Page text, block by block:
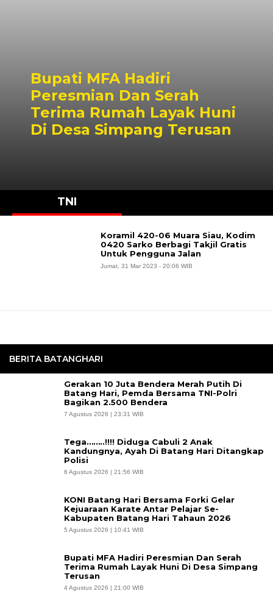
Bupati MFA Hadiri
Peresmian Dan Serah
Terima Rumah Layak Huni
Di Desa Simpang Terusan
BERITA BATANGHARI
Gerakan 10 Juta Bendera Merah Putih Di
Batang Hari, Pemda Bersama TNI-Polri
Bagikan 2.500 Bendera
7 Agustus 2026 | 23:31 WIB
Tega……..!!!! Diduga Cabuli 2 Anak
Kandungnya, Ayah Di Batang Hari Ditangkap
Polisi
6 Agustus 2026 | 21:56 WIB
KONI Batang Hari Bersama Forki Gelar
Kejuaraan Karate Antar Pelajar Se-
Kabupaten Batang Hari Tahaun 2026
5 Agustus 2026 | 10:41 WIB
Bupati MFA Hadiri Peresmian Dan Serah
Terima Rumah Layak Huni Di Desa Simpang
Terusan
4 Agustus 2026 | 21:00 WIB
TNI
Koramil 420-06 Muara Siau, Kodim
0420 Sarko Berbagi Takjil Gratis
Untuk Pengguna Jalan
Jumat, 31 Mar 2023 - 20:06 WIB